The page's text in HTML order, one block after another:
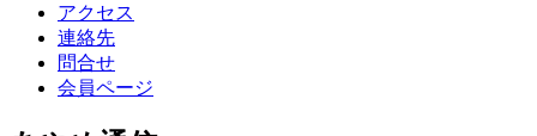
アクセス
連絡先
問合せ
会員ページ